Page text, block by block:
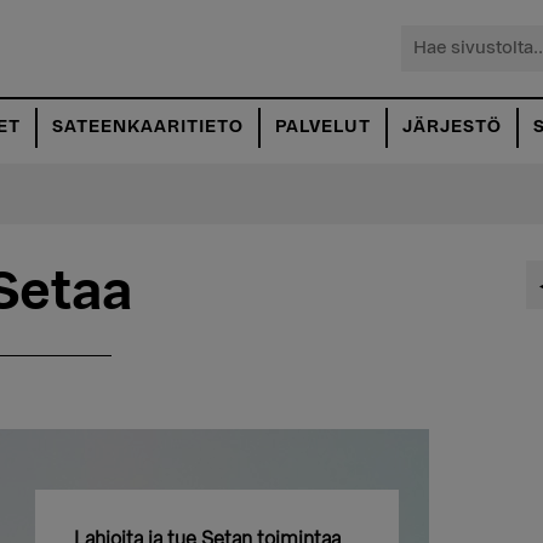
Hae
SATEENKAARITIETO PALVELUT JÄRJESTÖ